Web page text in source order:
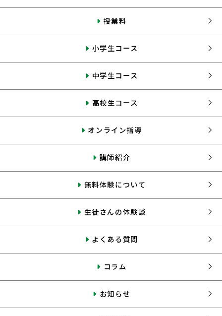
授業料
小学生コース
中学生コース
高校生コース
オンライン指導
講師紹介
無料体験について
生徒さんの体験談
よくある質問
コラム
お知らせ